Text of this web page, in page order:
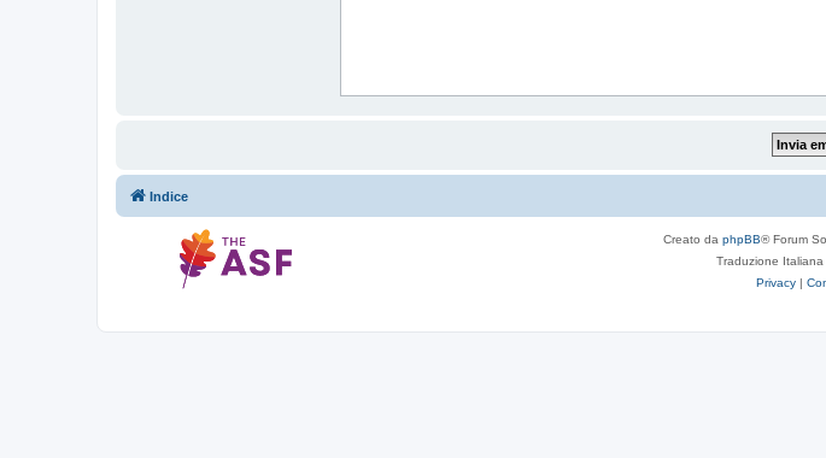
Indice
Creato da phpBB® Forum
Traduzione Italiana
Privacy |